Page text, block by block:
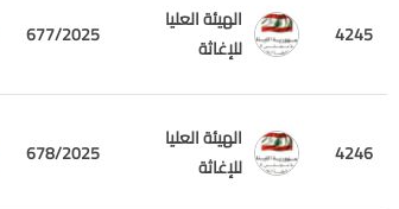
4245
الهيئة العليا
للإغاثة
677/2025
4246
الهيئة العليا
للإغاثة
678/2025